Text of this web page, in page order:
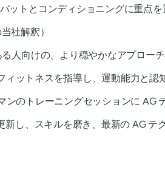
バットとコンディショニングに重点
社解釈）
人向けの、より穏やかなアプロー
ィットネスを指導し、運動能力と認
ンのトレーニングセッションに AG
新し、スキルを磨き、最新の AG テ